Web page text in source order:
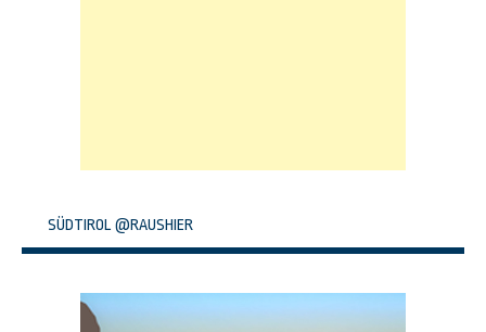
SÜDTIROL @RAUSHIER